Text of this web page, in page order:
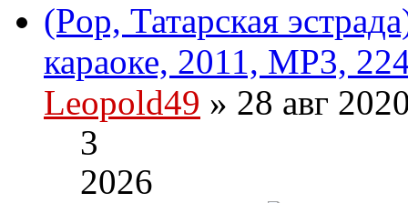
(Pop, Татарская
караоке, 2011, MP3,
Leopold49 » 28 авг
3
2026